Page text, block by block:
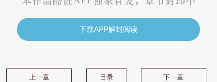
下载APP解封阅读
上一章 目录 下一章